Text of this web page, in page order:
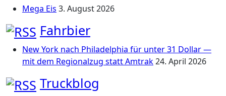
Mega Eis 3. August 2026
Fahrbier
New York nach Philadelphia für unter 31 Dollar —
mit dem Regionalzug statt Amtrak24. April 2026
Truckblog